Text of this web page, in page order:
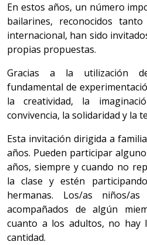
En estos años, un número
bailarines, reconocidos
internacional, han sido
propias propuestas.
Gracias a la utilización
fundamental de
la creatividad, la
convivencia, la solidaridad y la
Esta invitación dirigida a
años. Pueden participar
años, siempre y cuando no
la clase y estén
hermanas. Los/as niños/
acompañados de algún
cuanto a los adultos, no hay
cantidad.